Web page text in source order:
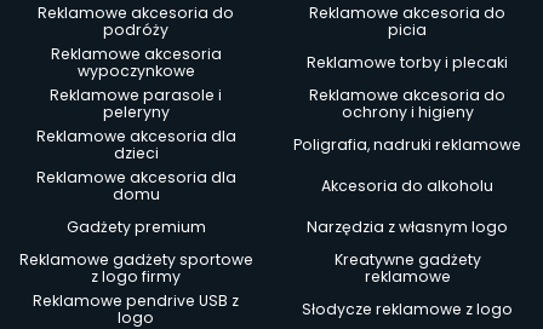
Reklamowe akcesoria do
podróży
Reklamowe akcesoria do
picia
Reklamowe akcesoria
wypoczynkowe
Reklamowe torby i plecaki
Reklamowe parasole i
peleryny
Reklamowe akcesoria do
ochrony i higieny
Reklamowe akcesoria dla
dzieci
Poligrafia, nadruki reklamowe
Reklamowe akcesoria dla
domu
Akcesoria do alkoholu
Gadżety premium
Narzędzia z własnym logo
Reklamowe gadżety sportowe
z logo firmy
Kreatywne gadżety
reklamowe
Reklamowe pendrive USB z
logo
Słodycze reklamowe z logo